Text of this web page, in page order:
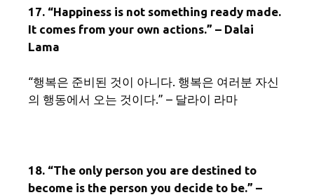
17. “Happiness is not something ready made.
It comes from your own actions.” – Dalai
Lama
“행복은 준비된 것이 아니다. 행복은 여러분 자신
의 행동에서 오는 것이다.” – 달라이 라마
18. “The only person you are destined to
become is the person you decide to be.” –